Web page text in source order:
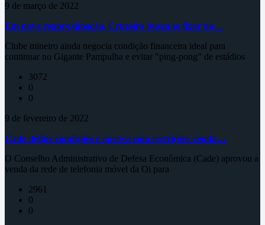
9 de março de 2022
Em nova reaproximação, Cruzeiro busca se fixar no…
Clube mineiro ainda negocia condição financeira ideal para
continuar no Gigante Pampulha e evitar "ping-pong" de estádios
3072
0
0
9 de fevereiro de 2022
Cade define condições e aprova com restrições venda…
O Conselho Administrativo de Defesa Econômica (Cade) aprovou a
venda da rede de telefonia móvel da Oi para
2961
0
0